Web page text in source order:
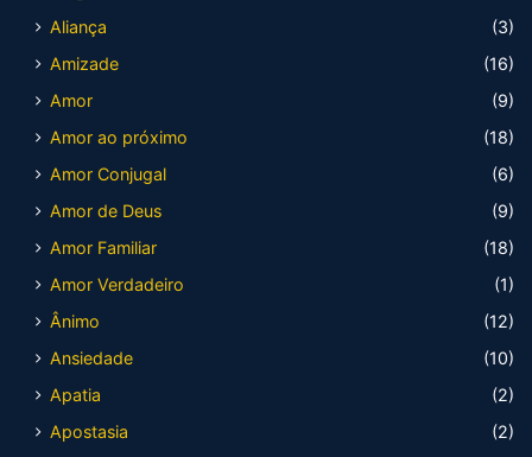
Aliança
(3)
Amizade
(16)
Amor
(9)
Amor ao próximo
(18)
Amor Conjugal
(6)
Amor de Deus
(9)
Amor Familiar
(18)
Amor Verdadeiro
(1)
Ânimo
(12)
Ansiedade
(10)
Apatia
(2)
Apostasia
(2)